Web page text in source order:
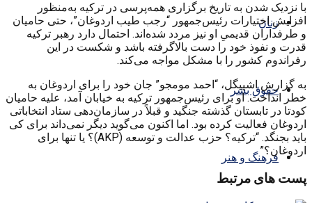
زنان
حقوق بشر
فرهنگ و هنر
با نزدیک شدن به تاریخ برگزاری همه‌پرسی در ترکیه به‌منظور
افزایش اختیارات رئیس‌جمهور “رجب طیب اردوغان”، حتی حامیان
و طرفداران قدیمیِ او نیز مردد شده‌اند. احتمال دارد رهبر ترکیه
قدرت و نفوذ خود را دست بالاگرفته باشد و شکست در این
رفراندوم کشور را با مشکل مواجه می‌کند.
به گزارش اشپیگل، “احمد مومجو” جان خود را برای اردوغان به
خطر انداخت. او برای رئیس‌جمهور ترکیه به خیابان آمد، علیه حامیان
کودتا در تابستان گذشته جنگید و قبلاً در سازمان‌دهی ستاد انتخاباتی
اردوغان فعالیت کرده بود. اما اکنون می‌گوید دیگر نمی‌داند برای کی
باید بجنگد. “ترکیه؟ حزب عدالت و توسعه (AKP)؟ یا تنها برای
اردوغان؟”
پست های مرتبط